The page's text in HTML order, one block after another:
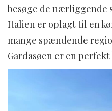
besøge de nærliggende
Italien er oplagt til en
mange spændende
Gardasøen er en